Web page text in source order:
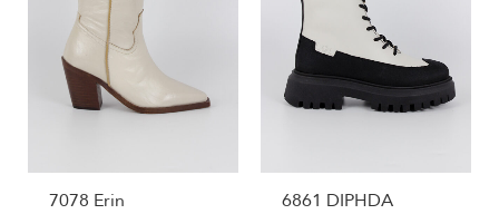
7078 Erin
6861 DIPHDA